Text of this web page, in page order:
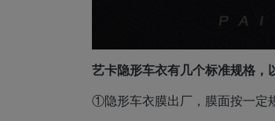
艺卡隐形车衣有几个标准规格，
①隐形车衣膜出厂，膜面按一定